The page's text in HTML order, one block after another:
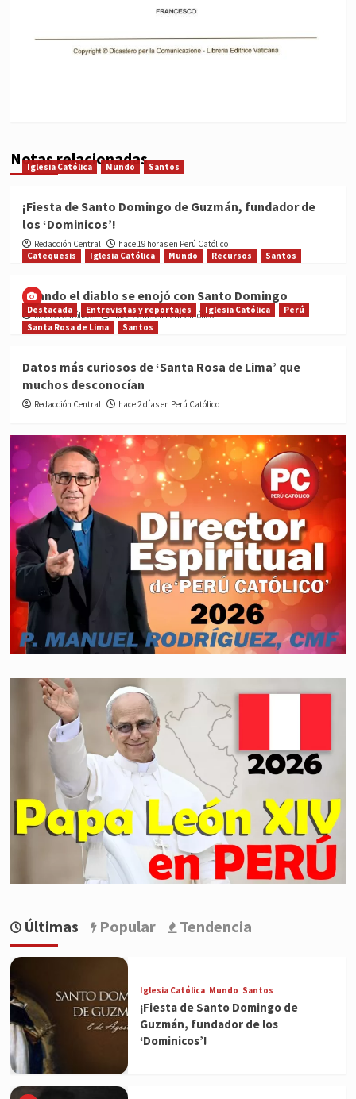
Notas relacionadas
Iglesia Católica Mundo Santos
¡Fiesta de Santo Domingo de Guzmán, fundador de
los ‘Dominicos’!
Redacción Central
hace 19 horas en Perú Católico
Catequesis
Iglesia Católica Mundo Recursos Santos
Cuando el diablo se enojó con Santo Domingo
Medios Católicos hace 2 días en Perú Católico
Destacada Entrevistas y reportajes Iglesia Católica
Perú
Santa Rosa de Lima
Santos
Datos más curiosos de ‘Santa Rosa de Lima’ que
muchos desconocían
Redacción Central hace 2 días en Perú Católico
Últimas Popular Tendencia
Iglesia Católica Mundo Santos
¡Fiesta de Santo Domingo de
Guzmán, fundador de los
‘Dominicos’!